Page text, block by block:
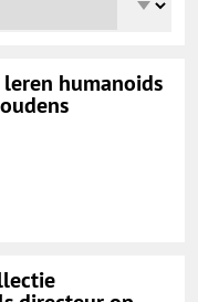
humanoids